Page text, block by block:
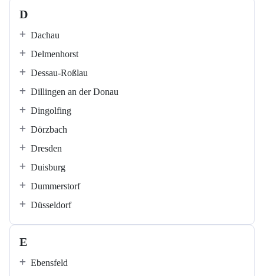
D
Dachau
Delmenhorst
Dessau-Roßlau
Dillingen an der Donau
Dingolfing
Dörzbach
Dresden
Duisburg
Dummerstorf
Düsseldorf
E
Ebensfeld